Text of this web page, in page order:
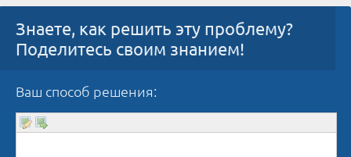
Знаете, как решить эту проблему?
Поделитесь своим знанием!
Ваш способ решения: